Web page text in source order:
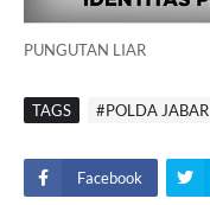
PUNGUTAN LIAR
TAGS #POLDA JABAR
Facebook